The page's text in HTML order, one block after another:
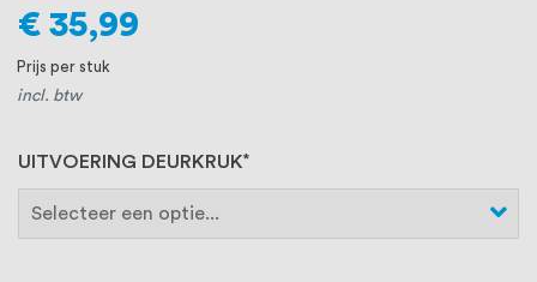
UITVOERING DEURKRUK
€ 35,99
Prijs per stuk
incl. btw